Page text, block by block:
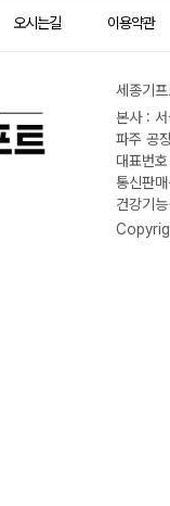
오시는길 이용약관
세종기
본사 :
파주 공
대표번
통신판
건강기